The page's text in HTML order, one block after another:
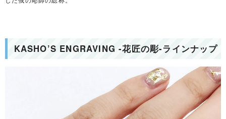
KASHO’S ENGRAVING -花匠の彫-ラインナップ